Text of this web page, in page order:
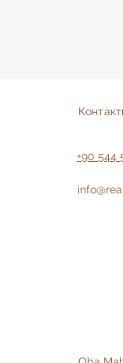
+90 544